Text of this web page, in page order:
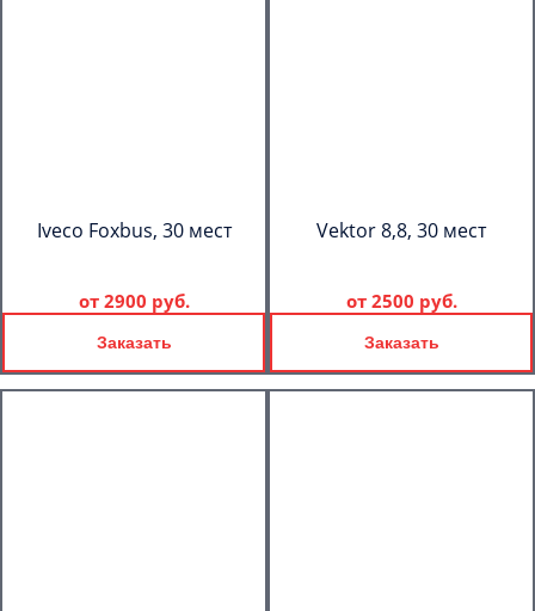
Iveco Foxbus, 30 мест
от 2900 руб.
Заказать
Vektor 8,8, 30 мест
от 2500 руб.
Заказать